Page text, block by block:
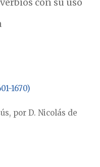
1670)
por D. Nicolás de